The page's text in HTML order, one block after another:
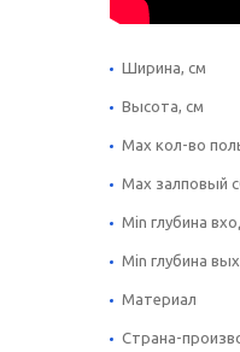
Ширина, см
Высота, см
Max кол-во
Max залповый
Min глубина
Min глубина
Материал
Страна-